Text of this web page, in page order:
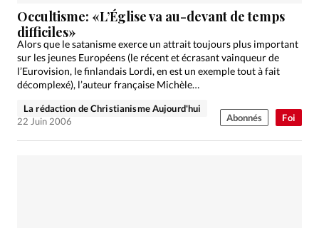
Foi
Occultisme: «L’Église va au-devant de temps
difficiles»
Alors que le satanisme exerce un attrait toujours plus important
sur les jeunes Européens (le récent et écrasant vainqueur de
l’Eurovision, le finlandais Lordi, en est un exemple tout à fait
décomplexé), l’auteur française Michèle…
La rédaction de Christianisme Aujourd'hui
22 Juin 2006
Abonnés